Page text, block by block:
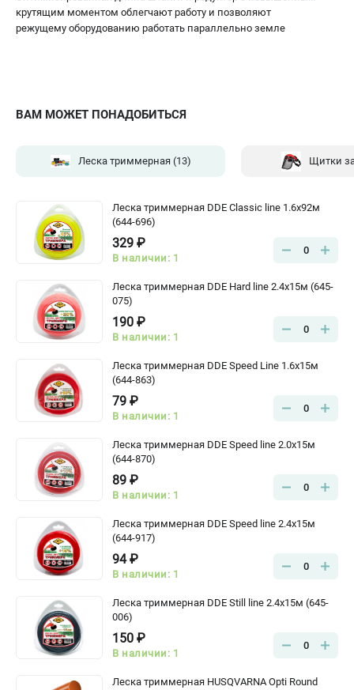
ВАМ МОЖЕТ ПОНАДОБИТЬСЯ
Леска триммерная(13) Щитки
Леска триммерная DDE Classic line 1.6x92м
(644-696)
329 ₽
В наличии: 1
0
Леска триммерная DDE Hard line 2.4x15м (645-
075)
190 ₽
В наличии: 1
0
Леска триммерная DDE Speed Line 1.6х15м
(644-863)
79 ₽
В наличии: 1
0
Леска триммерная DDE Speed line 2.0x15м
(644-870)
89 ₽
В наличии: 1
0
Леска триммерная DDE Speed line 2.4x15м
(644-917)
94 ₽
В наличии: 1
0
Леска триммерная DDE Still line 2.4x15м (645-
006)
150 ₽
В наличии: 1
0
Леска триммерная HUSQVARNA Opti Round
крутящим моментом облегчают работу и позволяют
режущему оборудованию работать параллельно земле